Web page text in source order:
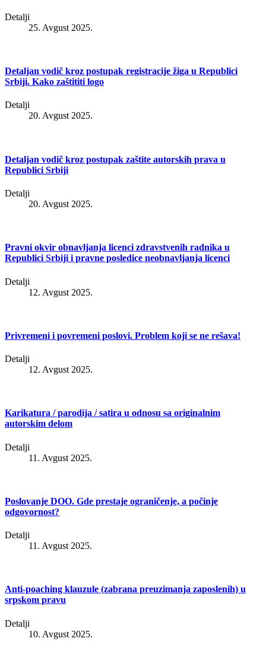
Detalji
25. Avgust 2025.
Detaljan vodič kroz postupak registracije žiga u Republici
Srbiji. Kako zaštititi logo
Detalji
20. Avgust 2025.
Detaljan vodič kroz postupak zaštite autorskih prava u
Republici Srbiji
Detalji
20. Avgust 2025.
Pravni okvir obnavljanja licenci zdravstvenih radnika u
Republici Srbiji i pravne posledice neobnavljanja licenci
Detalji
12. Avgust 2025.
Privremeni i povremeni poslovi. Problem koji se ne rešava!
Detalji
12. Avgust 2025.
Karikatura / parodija / satira u odnosu sa originalnim
autorskim delom
Detalji
11. Avgust 2025.
Poslovanje DOO. Gde prestaje ograničenje, a počinje
odgovornost?
Detalji
11. Avgust 2025.
Anti-poaching klauzule (zabrana preuzimanja zaposlenih) u
srpskom pravu
Detalji
10. Avgust 2025.